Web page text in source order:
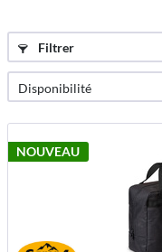
Filtrer
NOUVEAU